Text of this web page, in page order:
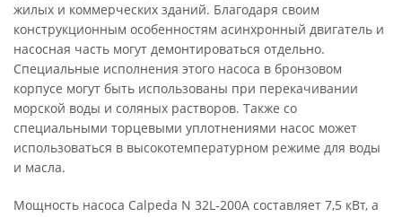
жилых и коммерческих зданий. Благодаря своим
конструкционным особенностям асинхронный двигатель и
насосная часть могут демонтироваться отдельно.
Специальные исполнения этого насоса в бронзовом
корпусе могут быть использованы при перекачивании
морской воды и соляных растворов. Также со
специальными торцевыми уплотнениями насос может
использоваться в высокотемпературном режиме для воды
и масла.
Мощность насоса Calpeda N 32L-200A составляет 7,5 кВт, а